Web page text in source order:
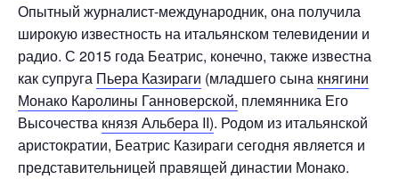
Опытный журналист-международник, она получила
широкую известность на итальянском телевидении и
радио. С 2015 года Беатрис, конечно, также известна
как супруга Пьера Казираги (младшего сына княгини
Монако Каролины Ганноверской, племянника Его
Высочества князя Альбера II). Родом из итальянской
аристократии, Беатрис Казираги сегодня является и
представительницей правящей династии Монако.